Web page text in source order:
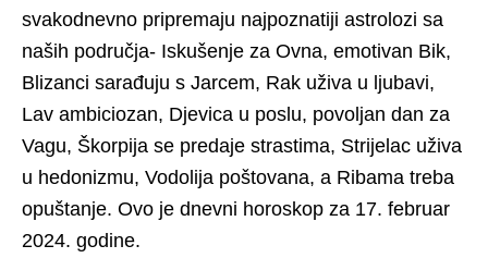
svakodnevno pripremaju najpoznatiji astrolozi sa
naših područja- Iskušenje za Ovna, emotivan Bik,
Blizanci sarađuju s Jarcem, Rak uživa u ljubavi,
Lav ambiciozan, Djevica u poslu, povoljan dan za
Vagu, Škorpija se predaje strastima, Strijelac uživa
u hedonizmu, Vodolija poštovana, a Ribama treba
opuštanje. Ovo je dnevni horoskop za 17. februar
2024. godine.